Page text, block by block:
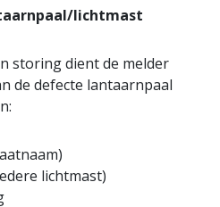
lichtmast
storing dient de melder
de defecte lantaarnpaal
lichtmast)